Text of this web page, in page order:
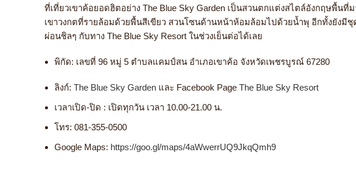
ที่เที่ยวเขาค้อยอดฮิตอย่าง The Blue Sky Garden เป็นสวนตกแต่งสไตล์อังกฤษพื้
เขาวงกตที่รายล้อมด้วยพื้นสีเขียว สวนโซนด้านหน้าห้อมล้อมไปด้วยน้ำพุ อีกทั้งยัง
ผ่อนชิลๆ กับทาง The Blue Sky Resort ในช่วงเย็นต่อได้เลย
พิกัด: เลขที่ 96 หมู่ 5 ตำบลแคมป์สน อำเภอเขาค้อ จังหวัดเพชรบูรณ์ 67280
ลิงก์: The Blue Sky Garden และ Facebook Page The Blue Sky Resort
เวลาเปิด-ปิด : เปิดทุกวัน เวลา 10.00-21.00 น.
โทร: 081-355-0500
Google Maps: https://goo.gl/maps/4aWwerrUQ9JkqQmh9